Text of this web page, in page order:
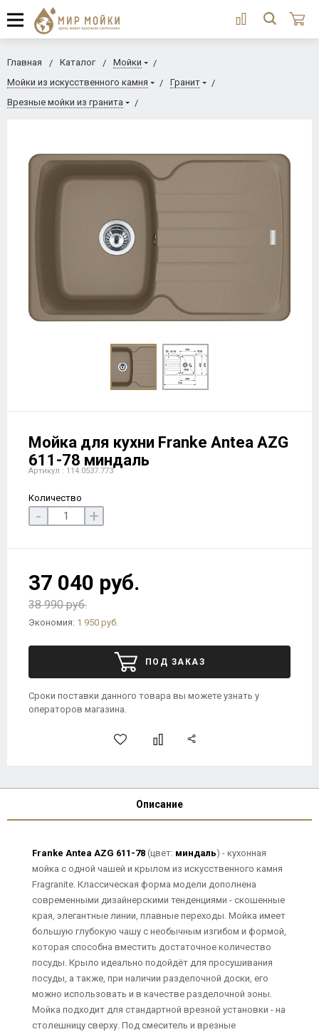
Главная Каталог
Мойки
Мойки из искусственного камня
Гранит
Врезные мойки из гранита
Мойка для кухни Franke Antea AZG
611-78 миндаль
Артикул : 114.0537.773
Количество
- +
37 040 руб.
38 990 руб.
Экономия: 1 950 руб.
ПОД ЗАКАЗ
Сроки поставки данного товара вы можете узнать у
операторов магазина.
Описание
Franke Antea AZG 611-78 (цвет: миндаль) - кухонная
мойка с одной чашей и крылом из искусственного камня
Fragranite. Классическая форма модели дополнена
современными дизайнерскими тенденциями - скошенные
края, элегантные линии, плавные переходы. Мойка имеет
большую глубокую чашу с необычным изгибом и формой,
которая способна вместить достаточное количество
посуды. Крыло идеально подойдёт для просушивания
посуды, а также, при наличии разделочной доски, его
можно использовать и в качестве разделочной зоны.
Мойка подходит для стандартной врезной установки - на
столешницу сверху. Под смеситель и врезные